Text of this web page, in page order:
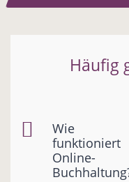
Häufig
Wie
funktioniert
Online-